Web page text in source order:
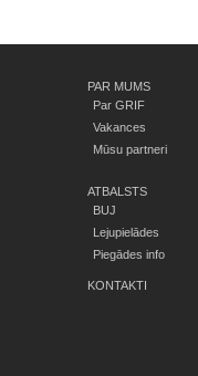
PAR MUMS
Par GRIF
Vakances
Mūsu partneri
ATBALSTS
BUJ
Lejupielādes
Piegādes info
KONTAKTI